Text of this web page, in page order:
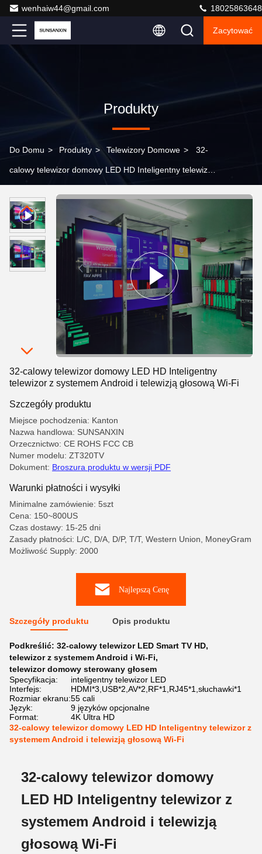
wenhaiw44@gmail.com 18025863648
Zacytować
Produkty
Do Domu > Produkty > Telewizory Domowe > 32-
calowy telewizor domowy LED HD Inteligentny telewizor
32-calowy telewizor domowy LED HD Inteligentny
telewizor z systemem Android i telewizją głosową Wi-Fi
Szczegóły produktu
Miejsce pochodzenia: Kanton
Nazwa handlowa: SUNSANXIN
Orzecznictwo: CE ROHS FCC CB
Numer modelu: ZT320TV
Dokument: Broszura produktu w wersji PDF
Warunki płatności i wysyłki
Minimalne zamówienie: 5szt
Cena: 150~800US
Czas dostawy: 15-25 dni
Zasady płatności: L/C, D/A, D/P, T/T, Western Union, MoneyGram
Możliwość Supply: 2000
Najlepszą Cenę
Szczegóły produktu Opis produktu
Podkreślić: 32-calowy telewizor LED Smart TV HD,
telewizor z systemem Android i Wi-Fi,
telewizor domowy sterowany głosem
Specyfikacja:
inteligentny telewizor LED
Interfejs:
HDMI*3,USB*2,AV*2,RF*1,RJ45*1,słuchawki*1
Rozmiar ekranu:55 cali
Język:
9 języków opcjonalne
Format:
4K Ultra HD
32-calowy telewizor domowy LED HD Inteligentny telewizor z
systemem Android i telewizją głosową Wi-Fi
32-calowy telewizor domowy
LED HD Inteligentny telewizor z
systemem Android i telewizją
głosową Wi-Fi